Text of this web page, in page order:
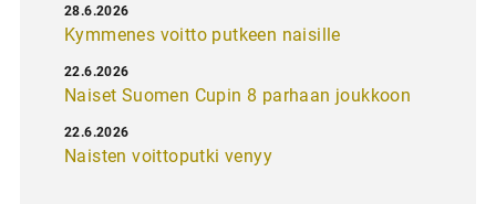
Kymmenes voitto putkeen naisille
28.6.2026
Naiset Suomen Cupin 8 parhaan joukkoon
22.6.2026
Naisten voittoputki venyy
22.6.2026